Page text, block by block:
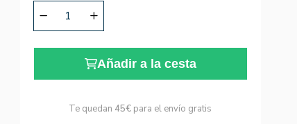
Añadir a la cesta
Te quedan 45€ para el envío gratis